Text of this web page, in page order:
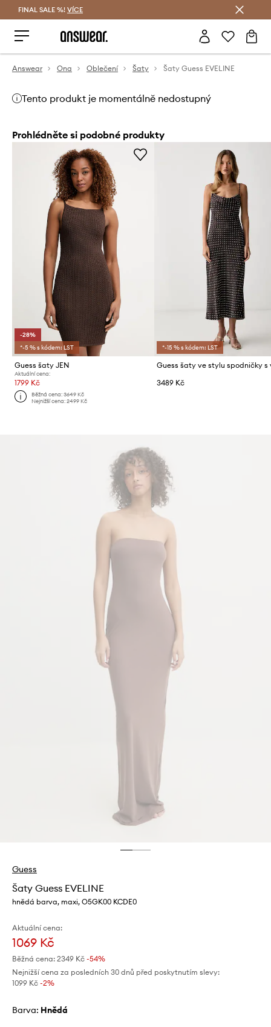
FINAL SALE %! VÍCE
Answear Ona Oblečení Šaty Šaty Guess EVELINE
Tento produkt je momentálně nedostupný
Prohlédněte si podobné produkty
-28%
*-5 % s kódem: LST
Guess šaty JEN
Aktuální cena:
1799 Kč
Běžná cena:3649 Kč
Nejnižší cena:2499 Kč
*-15 % s kódem: LST
3489 Kč
Guess
Šaty Guess EVELINE
hnědá barva, maxi, O5GK00 KCDE0
Aktuální cena:
1069 Kč
Běžná cena: 2349 Kč -54%
Nejnižší cena za posledních 30 dnů před poskytnutím slevy:
1099 Kč -2%
Barva: hnědá